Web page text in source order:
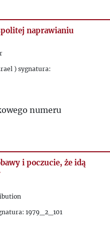
naprawianiu
) sygnatura:
numeru
i poczucie, że idą
1979_2_101